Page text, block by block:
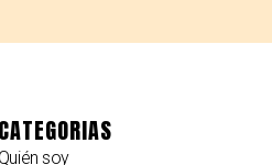
CATEGORIAS
Quién soy